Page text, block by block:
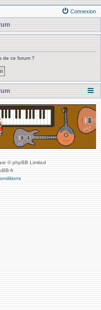
Connexion
de ce forum ?
© phpBB Limited
fr